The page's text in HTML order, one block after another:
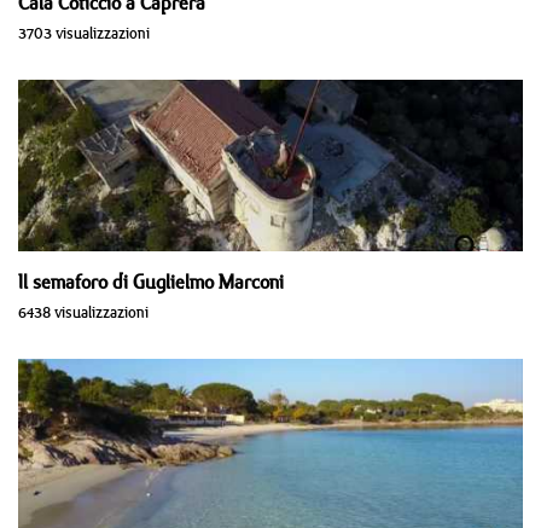
3703 visualizzazioni
Il semaforo di Guglielmo Marconi
6438 visualizzazioni